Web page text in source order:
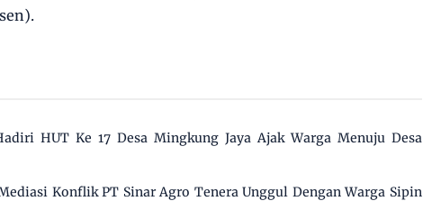
HUT Ke 17 Desa Mingkung Jaya Ajak Warga Menuju Desa
Konflik PT Sinar Agro Tenera Unggul Dengan Warga Sipin